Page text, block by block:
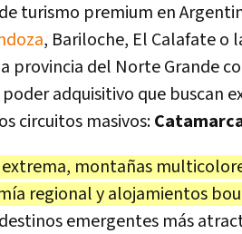
turismo premium en
, Bariloche, El Calafate o
provincia del Norte Grande
adquisitivo que buscan
circuitos masivos:
montañas
regional y alojamientos
emergentes más